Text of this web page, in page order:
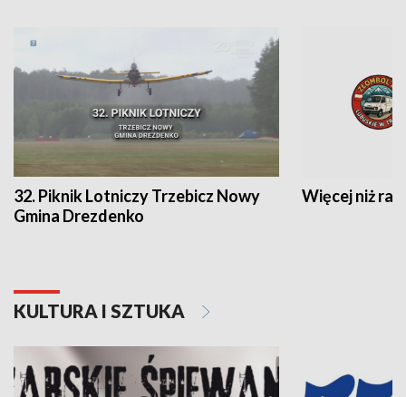
32. Piknik Lotniczy Trzebicz Nowy
Gmina Drezdenko
Więcej niż rajd
KULTURA I SZTUKA